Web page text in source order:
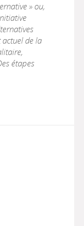
» ou,
de la
étapes